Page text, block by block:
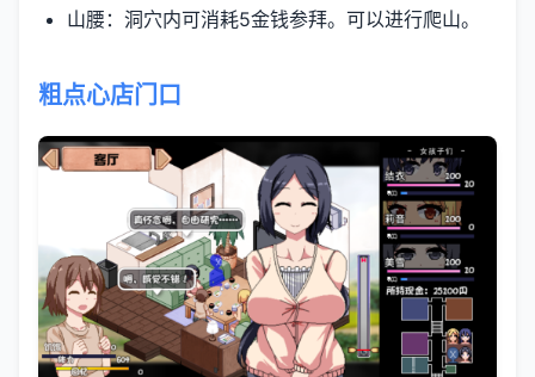
山腰：洞穴内可消耗5金钱参拜。可以进行爬山。
粗点心店门口